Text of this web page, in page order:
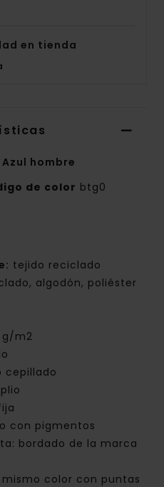
en tienda
hombre
de color btg0
tejido reciclado
algodón, poliéster
g/m2
cepillado
con pigmentos
bordado de la marca
color con puntas